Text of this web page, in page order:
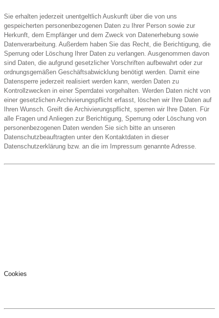
Sie erhalten jederzeit unentgeltlich Auskunft über die von uns
gespeicherten personenbezogenen Daten zu Ihrer Person sowie zur
Herkunft, dem Empfänger und dem Zweck von Datenerhebung sowie
Datenverarbeitung. Außerdem haben Sie das Recht, die Berichtigung, die
Sperrung oder Löschung Ihrer Daten zu verlangen. Ausgenommen davon
sind Daten, die aufgrund gesetzlicher Vorschriften aufbewahrt oder zur
ordnungsgemäßen Geschäftsabwicklung benötigt werden. Damit eine
Datensperre jederzeit realisiert werden kann, werden Daten zu
Kontrollzwecken in einer Sperrdatei vorgehalten. Werden Daten nicht von
einer gesetzlichen Archivierungspflicht erfasst, löschen wir Ihre Daten auf
Ihren Wunsch. Greift die Archivierungspflicht, sperren wir Ihre Daten. Für
alle Fragen und Anliegen zur Berichtigung, Sperrung oder Löschung von
personenbezogenen Daten wenden Sie sich bitte an unseren
Datenschutzbeauftragten unter den Kontaktdaten in dieser
Datenschutzerklärung bzw. an die im Impressum genannte Adresse.
Cookies